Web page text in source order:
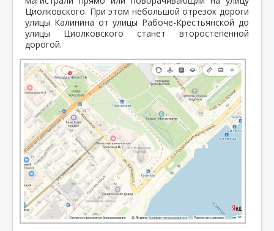
Циолковского. При этом небольшой отрезок дороги
улицы Калинина от улицы Рабоче-Крестьянской до
улицы Циолковского станет второстепенной
дорогой.